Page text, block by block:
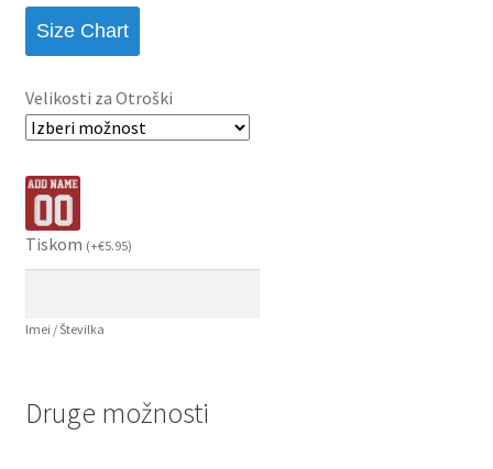
Size Chart
Velikosti za Otroški
Tiskom (+€5.95)
Imei / Številka
Druge možnosti